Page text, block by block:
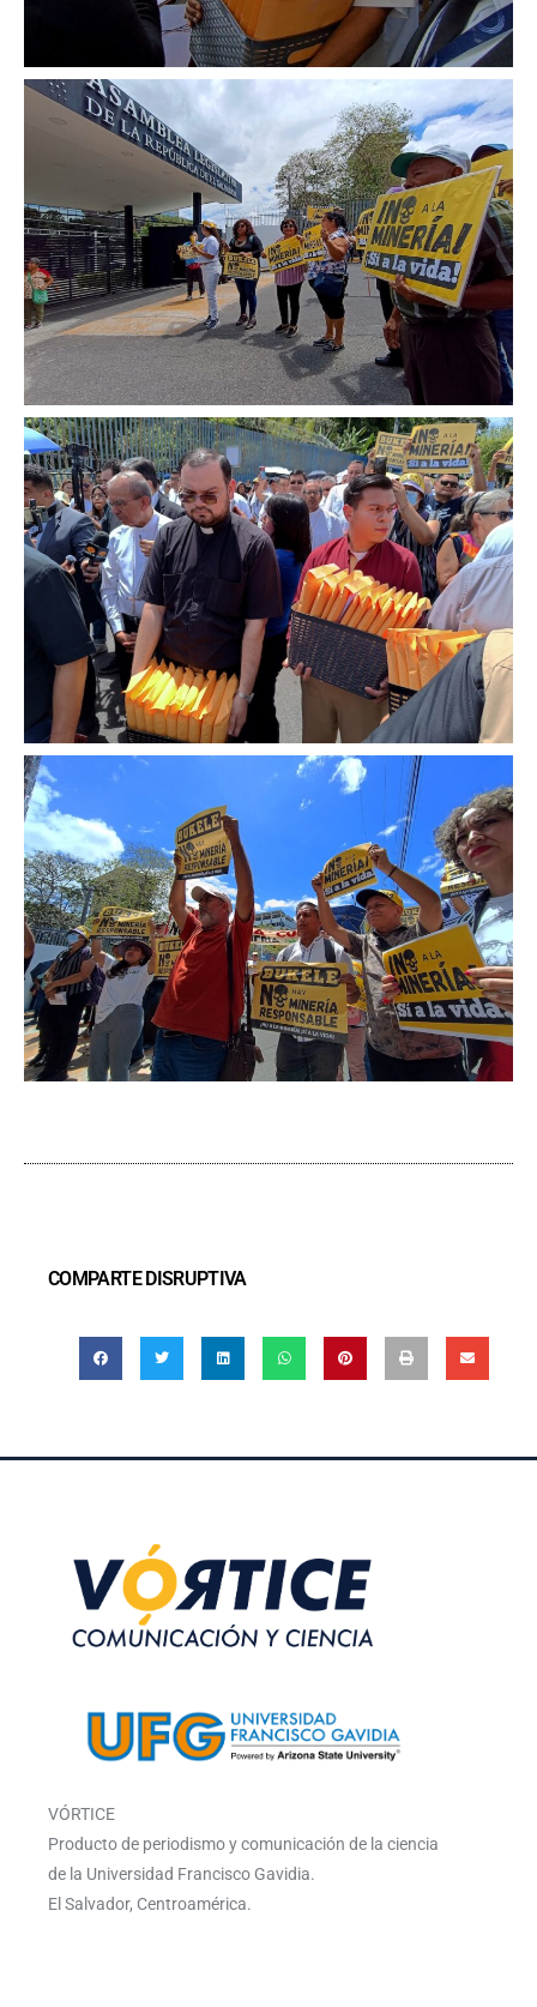
COMPARTE DISRUPTIVA
VÓRTICE
Producto de periodismo y comunicación de la ciencia
de la Universidad Francisco Gavidia.
El Salvador, Centroamérica.